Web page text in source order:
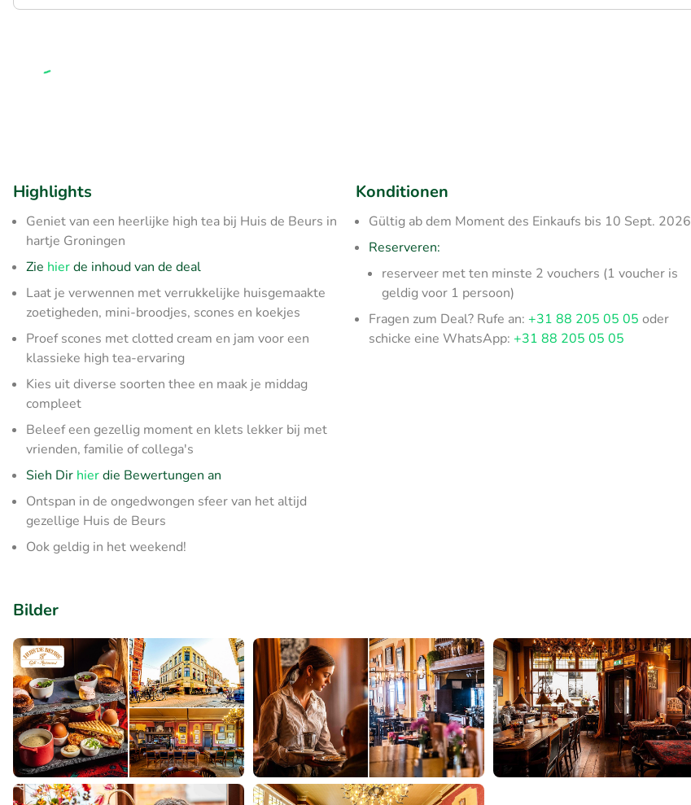
Highlights
Geniet van een heerlijke high tea bij Huis de Beurs in
hartje Groningen
Zie hierde inhoud van de deal
Laat je verwennen met verrukkelijke huisgemaakte
zoetigheden, mini-broodjes, scones en koekjes
Proef scones met clotted cream en jam voor een
klassieke high tea-ervaring
Kies uit diverse soorten thee en maak je middag
compleet
Beleef een gezellig moment en klets lekker bij met
vrienden, familie of collega's
Sieh Dir hierdie Bewertungen an
Ontspan in de ongedwongen sfeer van het altijd
gezellige Huis de Beurs
Ook geldig in het weekend!
Konditionen
Gültig ab dem Moment des Einkaufs bis 10 Sept. 2026
Reserveren:
reserveer met ten minste 2 vouchers (1 voucher is
geldig voor 1 persoon)
Fragen zum Deal? Rufe an:+31 88 205 05 05 oder
schicke eine WhatsApp:+31 88 205 05 05
Bilder